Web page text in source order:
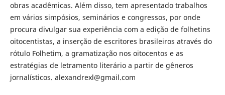
obras acadêmicas. Além disso, tem apresentado trabalhos
em vários simpósios, seminários e congressos, por onde
procura divulgar sua experiência com a edição de folhetins
oitocentistas, a inserção de escritores brasileiros através do
rótulo Folhetim, a gramatização nos oitocentos e as
estratégias de letramento literário a partir de gêneros
jornalísticos. alexandrexl@gmail.com